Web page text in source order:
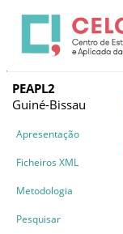
PEAPL2
Guiné-Bissau
Apresentação
Ficheiros XML
Metodologia
Pesquisar